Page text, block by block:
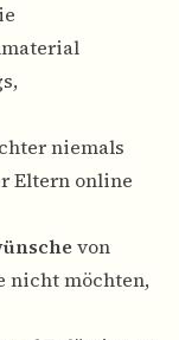
niemals
Eltern online
von
nicht möchten,